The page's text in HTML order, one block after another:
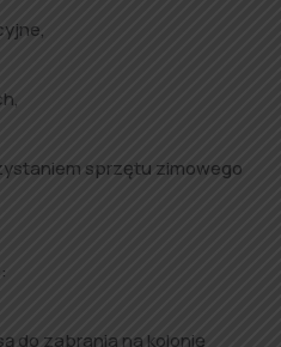
sprzętu zimowego
do zabrania na kolonię